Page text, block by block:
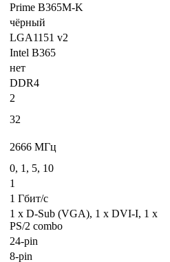
Prime B365M-K
чёрный
LGA1151 v2
Intel B365
нет
DDR4
2
32
2666 МГц
0, 1, 5, 10
1
1 Гбит/с
1 х D-Sub (VGA), 1 х DVI-I, 1 х
PS/2 combo
24-pin
8-pin